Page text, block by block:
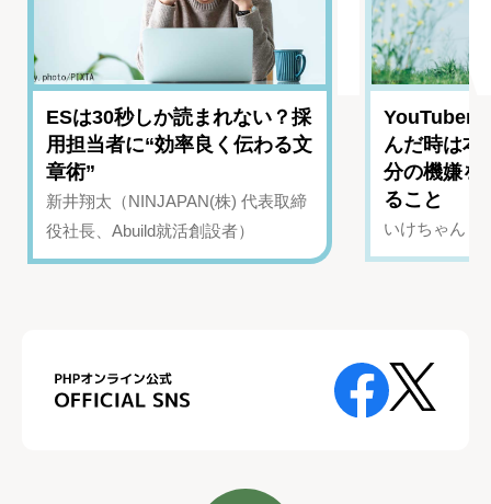
ESは30秒しか読まれない？採
用担当者に“効率良く伝わる文
章術”
新井翔太（NINJAPAN(株) 代表取締
役社長、Abuild就活創設者）
YouTuber
んだ時は
分の機嫌を
ること
いけちゃん（